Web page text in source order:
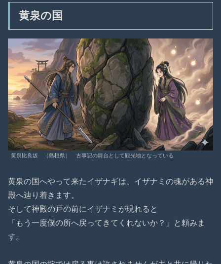
黄泉の国
黄泉比良坂 （島根県） 古事記の舞台として観光地となっている
黄泉の国へやって来たイザナギは、イザナミの魂がある神
殿へ辿り着きます。
そして神殿の戸の前にイザナミが現れると
「もう一度僕の所へ戻ってきてくれないか？」と頼みま
す。